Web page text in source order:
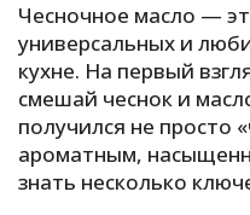
И
К
Чесночное масло —
универсальных и
кухне. На первый
смешай чеснок и
получился не просто
ароматным,
знать несколько